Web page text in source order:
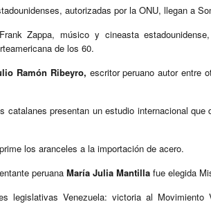
autorizadas por la ONU, llegan a
Zappa, músico y cineasta
de los 60.
Ramón Ribeyro, escritor peruano autor entre
catalanes presentan un estudio internacional
los aranceles a la importación de acero.
peruana María Julia Mantilla fue elegida
legislativas Venezuela: victoria al